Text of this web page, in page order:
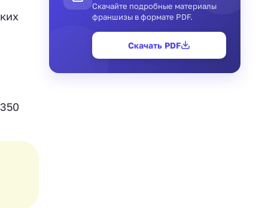
Скачайте подробные материалы
франшизы в формате PDF.
Скачать PDF